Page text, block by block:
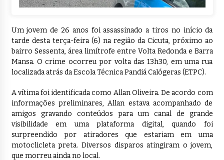
Um jovem de 26 anos foi assassinado a tiros no início da
tarde desta terça-feira (6) na região da Cicuta, próximo ao
bairro Sessenta, área limítrofe entre Volta Redonda e Barra
Mansa. O crime ocorreu por volta das 13h30, em uma rua
localizada atrás da Escola Técnica Pandiá Calógeras (ETPC).
A vítima foi identificada como Allan Oliveira. De acordo com
informações preliminares, Allan estava acompanhado de
amigos gravando conteúdos para um canal de grande
visibilidade em uma plataforma digital, quando foi
surpreendido por atiradores que estariam em uma
motoclicleta preta. Diversos disparos atingiram o jovem,
que morreu ainda no local.